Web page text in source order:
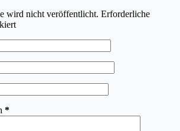
wird nicht veröffentlicht. Erforderliche
*